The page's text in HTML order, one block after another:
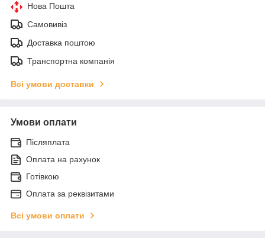
Нова Пошта
Самовивіз
Доставка поштою
Транспортна компанія
Всі умови доставки
Умови оплати
Післяплата
Оплата на рахунок
Готівкою
Оплата за реквізитами
Всі умови оплати